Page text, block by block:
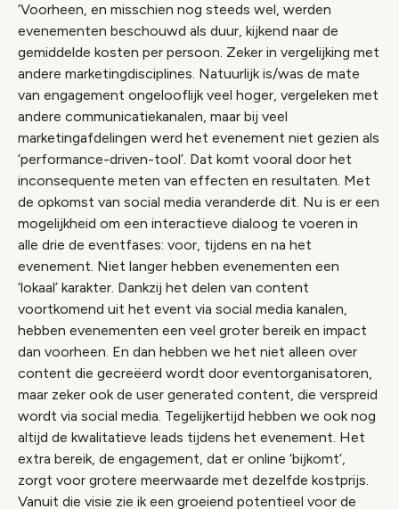
‘Voorheen, en misschien nog steeds wel, werden
evenementen beschouwd als duur, kijkend naar de
gemiddelde kosten per persoon. Zeker in vergelijking met
andere marketingdisciplines. Natuurlijk is/was de mate
van engagement ongelooflijk veel hoger, vergeleken met
andere communicatiekanalen, maar bij veel
marketingafdelingen werd het evenement niet gezien als
‘performance-driven-tool’. Dat komt vooral door het
inconsequente meten van effecten en resultaten. Met
de opkomst van social media veranderde dit. Nu is er een
mogelijkheid om een interactieve dialoog te voeren in
alle drie de eventfases: voor, tijdens en na het
evenement. Niet langer hebben evenementen een
‘lokaal’ karakter. Dankzij het delen van content
voortkomend uit het event via social media kanalen,
hebben evenementen een veel groter bereik en impact
dan voorheen. En dan hebben we het niet alleen over
content die gecreëerd wordt door eventorganisatoren,
maar zeker ook de user generated content, die verspreid
wordt via social media. Tegelijkertijd hebben we ook nog
altijd de kwalitatieve leads tijdens het evenement. Het
extra bereik, de engagement, dat er online ‘bijkomt’,
zorgt voor grotere meerwaarde met dezelfde kostprijs.
Vanuit die visie zie ik een groeiend potentieel voor de